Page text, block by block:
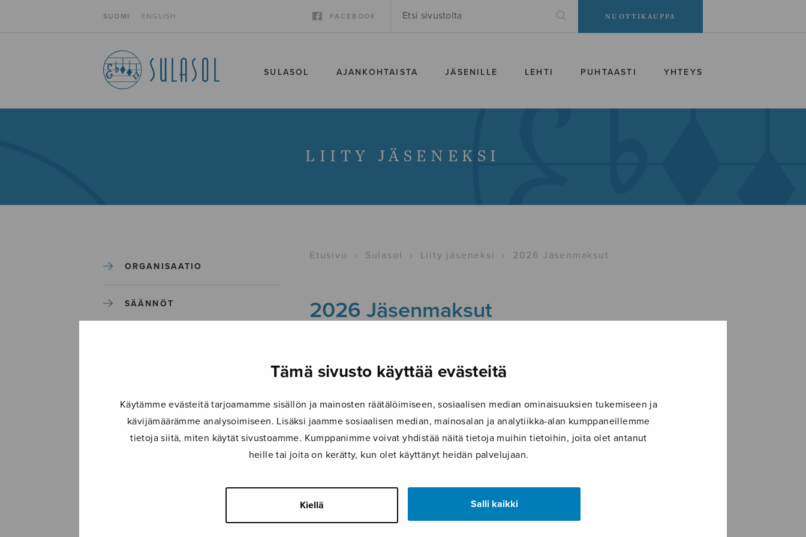
Tämä sivusto käyttää evästeitä
Käytämme evästeitä tarjoamamme sisällön ja mainosten räätälöimiseen, sosiaalisen median ominaisuuksien tukemiseen ja
kävijämäärämme analysoimiseen. Lisäksi jaamme sosiaalisen median, mainosalan ja analytiikka-alan kumppaneillemme
tietoja siitä, miten käytät sivustoamme. Kumppanimme voivat yhdistää näitä tietoja muihin tietoihin, joita olet antanut
heille tai joita on kerätty, kun olet käyttänyt heidän palvelujaan.
Kiellä Salli kaikki
SUOMI ENGLISH FACEBOOK NUOTTIKAUPPA
SULASOL AJANKOHTAISTA JÄSENILLE LEHTI PUHTAASTI YHTEYS
LIITY JÄSENEKSI
ORGANISAATIO
SÄÄNNÖT
KERTOMUS TOIMINNASTA
Etusivu › Sulasol › Liity jäseneksi › 2026 Jäsenmaksut
2026 Jäsenmaksut